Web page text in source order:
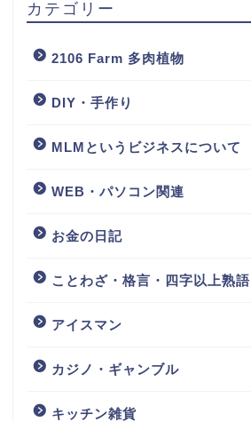
カテゴリー
2106 Farm 多肉植物
DIY・手作り
MLMというビジネスについて
WEB・パソコン関連
お金の日記
ことわざ・格言・四字以上熟語
アイスマン
カジノ・ギャンブル
キッチン雑貨